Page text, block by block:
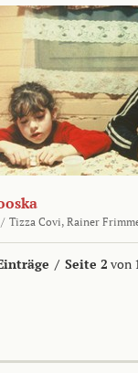
/ Tizza Covi, Rainer
/ Seite 2 von